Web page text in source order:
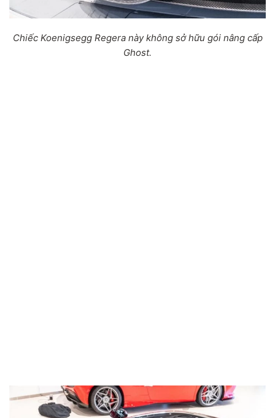
Chiếc Koenigsegg Regera này không sở hữu gói nâng cấp
Ghost.